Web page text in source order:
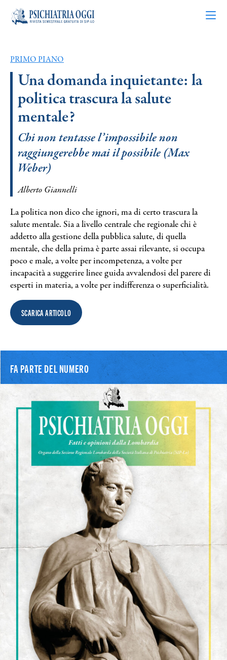
Articoli
Riviste
Bacheca
Chi siamo
Contatti
Search
PRIMO PIANO
Una domanda inquietante: la
politica trascura la salute
mentale?
Chi non tentasse l’impossibile non
raggiungerebbe mai il possibile (Max
Weber)
Alberto Giannelli
La politica non dico che ignori, ma di certo trascura la
salute mentale. Sia a livello centrale che regionale chi è
addetto alla gestione della pubblica salute, di quella
mentale, che della prima è parte assai rilevante, si occupa
poco e male, a volte per incompetenza, a volte per
incapacità a suggerire linee guida avvalendosi del parere di
esperti in materia, a volte per indifferenza o superficialità.
SCARICA ARTICOLO
FA PARTE DEL NUMERO